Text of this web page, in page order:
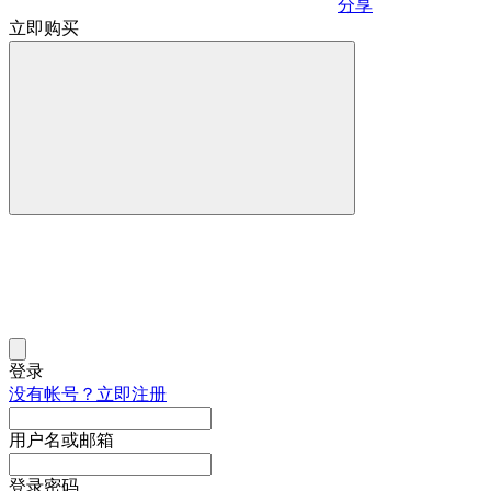
分享
立即购买
登录
没有帐号？立即注册
用户名或邮箱
登录密码